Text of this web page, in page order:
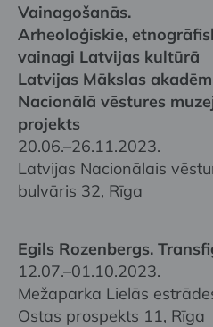
Vainagošanās.
Arheoloģiskie,
vainagi Latvijas kultūrā
Latvijas Mākslas
Nacionālā vēstures
projekts
20.06.–26.11.2023.
Latvijas Nacionālais
bulvāris 32, Rīga
Egils Rozenbergs.
12.07.–01.10.2023.
Mežaparka Lielās
Ostas prospekts 11, Rīga